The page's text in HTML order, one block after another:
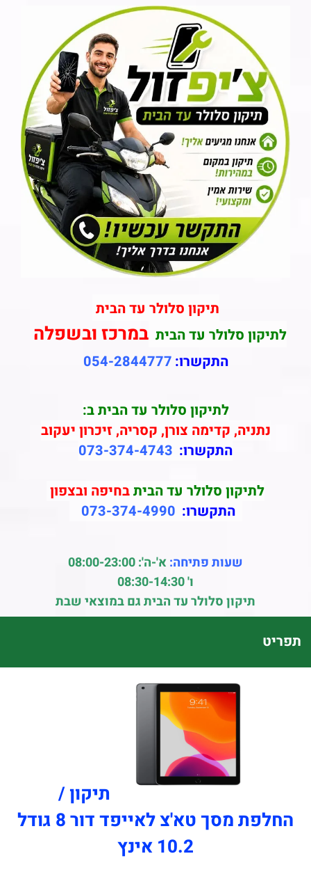
תיקון סלולר עד הבית
לתיקון סלולר עד הביתבמרכז ובשפלה
התקשרו: 054-2844777
לתיקון סלולר עד הבית ב:
נתניה, קדימה צורן, קסריה, זיכרון יעקוב
התקשרו: 073-374-4743
לתיקון סלולר עד הביתבחיפה ובצפון
התקשרו: 073-374-4990
שעות פתיחה:א'-ה': 08:00-23:00
ו' 08:30-14:30
תיקון סלולר עד הבית גם במוצאי שבת
תפריט
תיקון /
החלפת מסך טא'צ לאייפד דור 8 גודל
10.2 אינץ